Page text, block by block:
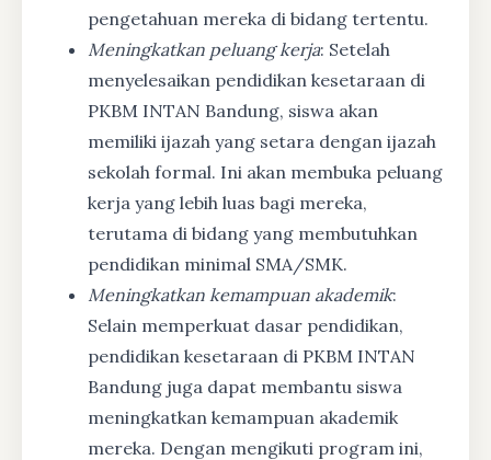
pengetahuan mereka di bidang tertentu.
Meningkatkan peluang kerja: Setelah
menyelesaikan pendidikan kesetaraan di
PKBM INTAN Bandung, siswa akan
memiliki ijazah yang setara dengan ijazah
sekolah formal. Ini akan membuka peluang
kerja yang lebih luas bagi mereka,
terutama di bidang yang membutuhkan
pendidikan minimal SMA/SMK.
Meningkatkan kemampuan akademik:
Selain memperkuat dasar pendidikan,
pendidikan kesetaraan di PKBM INTAN
Bandung juga dapat membantu siswa
meningkatkan kemampuan akademik
mereka. Dengan mengikuti program ini,